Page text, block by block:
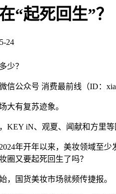
“起死回生”？
24
少？
信公众号 消费最前线（ID：
大有复苏迹象。
KEY iN、观夏、闻献和方里
年开年以来，美妆领域至
圈又要起死回生了吗？
，国货美妆市场就频传捷报。